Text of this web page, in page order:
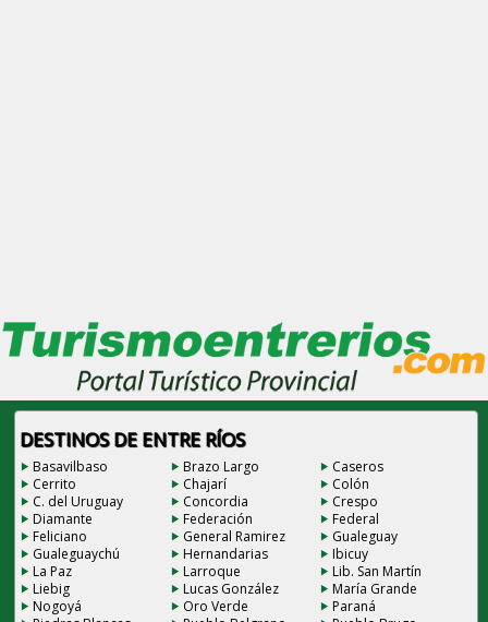
DESTINOS DE ENTRE RÍOS
Basavilbaso Brazo Largo
Caseros
Cerrito
Chajarí
Colón
C. del Uruguay
Concordia
Crespo
Diamante
Federación
Federal
Feliciano
General Ramirez
Gualeguay
Gualeguaychú
Hernandarias
Ibicuy
La Paz
Larroque
Lib. San Martín
Liebig
Lucas González
María Grande
Nogoyá
Oro Verde
Paraná